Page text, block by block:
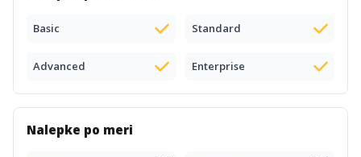
Basic Standard
Advanced Enterprise
Nalepke po meri